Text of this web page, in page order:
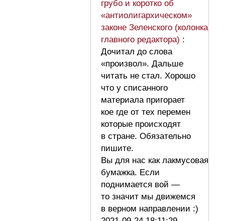
грубо и коротко об
«антиолигархическом»
законе Зеленского (колонка
главного редактора) :
Дочитал до слова
«произвол». Дальше
читать не стал. Хорошо
что у списанного
материала пригорает
кое где от тех перемен
которые происходят
в стране. Обязательно
пишите.
Вы для нас как лакмусовая
бумажка. Если
поднимается вой —
то значит мы движемся
в верном направлении :)